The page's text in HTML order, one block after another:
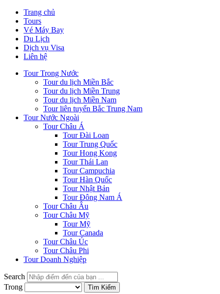
Trang chủ
Tours
Vé Máy Bay
Du Lịch
Dịch vụ Visa
Liên hệ
Tour Trong Nước
Tour du lịch Miền Bắc
Tour du lịch Miền Trung
Tour du lịch Miền Nam
Tour liên tuyến Bắc Trung Nam
Tour Nước Ngoài
Tour Châu Á
Tour Đài Loan
Tour Trung Quốc
Tour Hong Kong
Tour Thái Lan
Tour Campuchia
Tour Hàn Quốc
Tour Nhật Bản
Tour Đông Nam Á
Tour Châu Âu
Tour Châu Mỹ
Tour Mỹ
Tour Canada
Tour Châu Úc
Tour Châu Phi
Tour Doanh Nghiệp
Search
Trong
Tìm Kiếm